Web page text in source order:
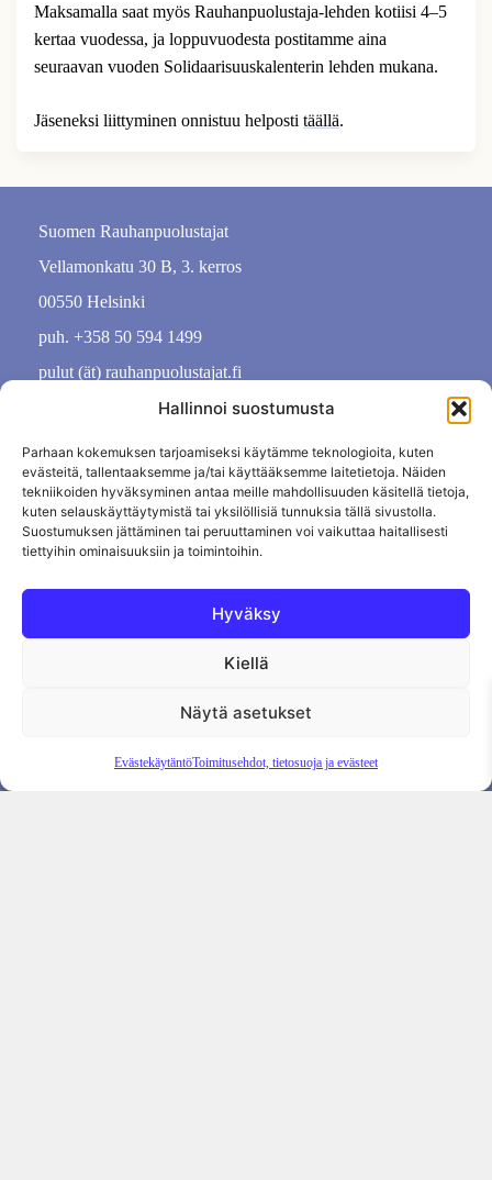
Hallinnoi suostumusta
Parhaan kokemuksen tarjoamiseksi käytämme teknologioita, kuten
evästeitä, tallentaaksemme ja/tai käyttääksemme laitetietoja. Näiden
tekniikoiden hyväksyminen antaa meille mahdollisuuden käsitellä tietoja,
kuten selauskäyttäytymistä tai yksilöllisiä tunnuksia tällä sivustolla.
Suostumuksen jättäminen tai peruuttaminen voi vaikuttaa haitallisesti
tiettyihin ominaisuuksiin ja toimintoihin.
Hyväksy
Kiellä
Näytä asetukset
EvästekäytäntöToimitusehdot, tietosuoja ja evästeet
Maksamalla saat myös Rauhanpuolustaja-lehden kotiisi 4–5
kertaa vuodessa, ja loppuvuodesta postitamme aina
seuraavan vuoden Solidaarisuuskalenterin lehden mukana.
Jäseneksi liittyminen onnistuu helposti täällä.
Suomen Rauhanpuolustajat
Vellamonkatu 30 B, 3. kerros
00550 Helsinki
puh. +358 50 594 1499
pulut (ät) rauhanpuolustajat.fi
Evästekäytäntö
Tilauksen peruutus